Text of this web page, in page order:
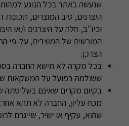
שנעשה באתר בכל הנוגע
היצרנים, טיב המוצרים, תכונות
וכיו"ב, חלה על היצרנים ו/או
המורשים של המוצרים, על-פי
הצרכן.
בכל מקרה לא תישא החברה
ששולמה בפועל על המשקאות
בקיום מקרים שאינם בשליטתה
מכח עליון, החברה לא תהא
שהוא, עקיף או ישיר, שייגרם